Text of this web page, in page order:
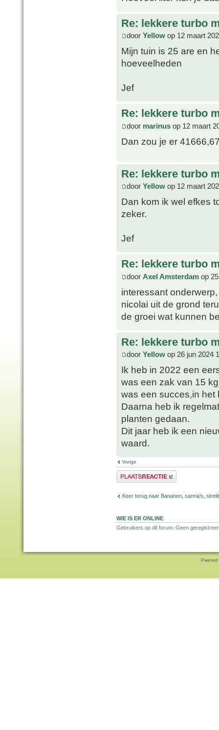
Re: lekkere turbo
door Yellow op 12 maart
Mijn tuin is 25 are en
hoeveelheden
Jef
Re: lekkere turbo
door marinus op 12 maart
Dan zou je er
Re: lekkere turbo
door Yellow op 12 maart
Dan kom ik wel efkes
zeker.
Jef
Re: lekkere turbo
door Axel Amsterdam op
interessant
nicolai uit de grond
de groei wat kunnen
Re: lekkere turbo
door Yellow op 26 jun 2024
Ik heb in 2022 een
was een zak van 15
was een succes,in het
Daarna heb ik
planten gedaan.
Dit jaar heb ik een
waard.
Vorige
Plaats een reactie
Keer terug naar Bananen, canna's,
WIE IS ER ONLINE
Gebruikers op dit forum: Geen